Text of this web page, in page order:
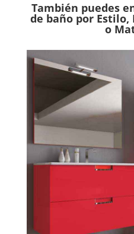
También puedes
de baño por Estilo,
o